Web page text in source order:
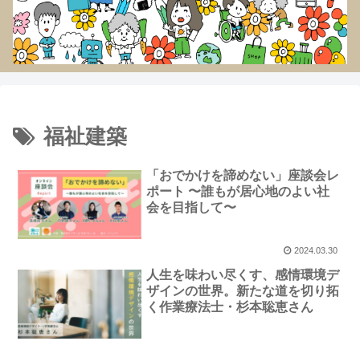
福祉建築
「おでかけを諦めない」座談会レ
ポート 〜誰もが居心地のよい社
会を目指して〜
2024.03.30
人生を味わい尽くす、感情環境デ
ザインの世界。新たな道を切り拓
く作業療法士・杉本聡恵さん